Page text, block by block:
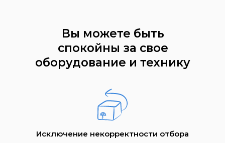
Вы можете быть
спокойны за свое
оборудование и технику
Исключение некорректности отбора